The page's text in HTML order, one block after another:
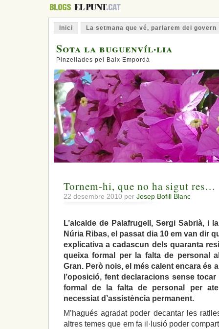
Inici La setmana que vé, parlarem del govern
Sota la buguenvíl·lia
Pinzellades pel Baix Empordà
Tornem-hi, que no ha sigut res…
22 desembre 2010 per Josep Bofill Blanc
L’alcalde de Palafrugell, Sergi Sabrià, i
Núria Ribas, el passat dia 10 em van dir
explicativa a cadascun dels quaranta
queixa formal per la falta de personal
Gran. Però nois, el més calent encara és
l’oposició, fent declaracions sense
formal de la falta de personal per
necessiat d’assistència permanent.
M’hagués agradat poder decantar les
altres temes que em fa il·lusió poder